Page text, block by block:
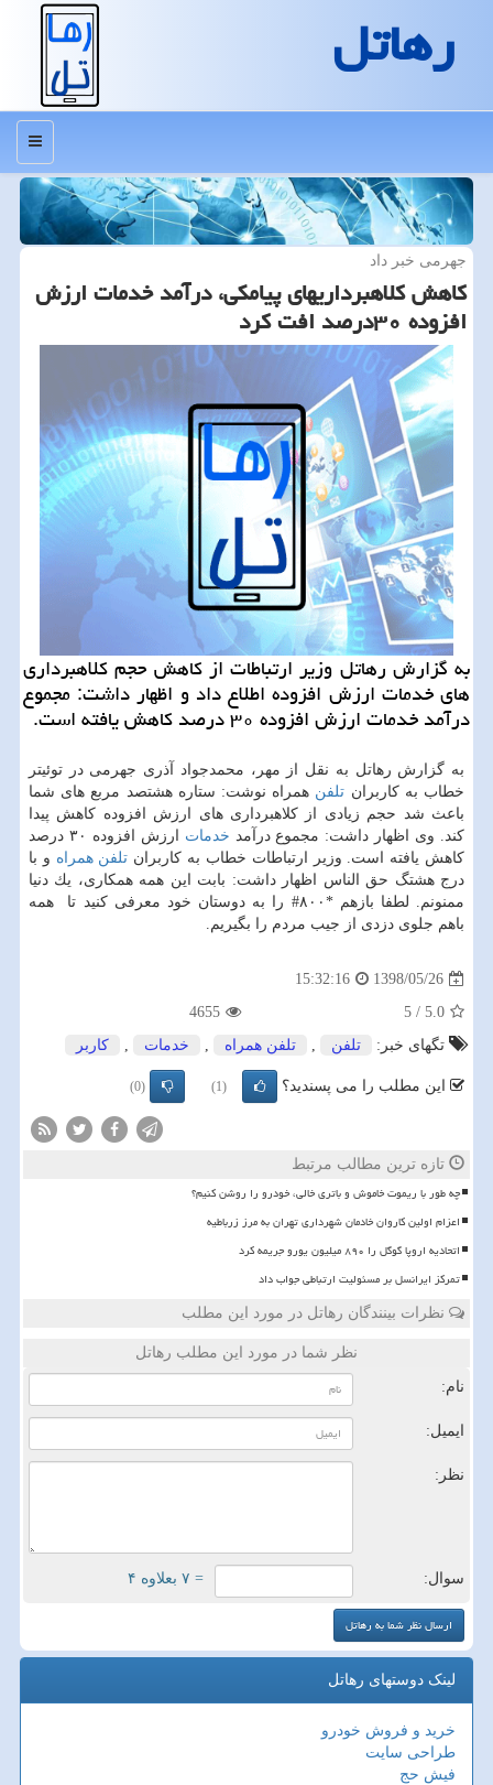
رهاتل
منو
جهرمی خبر داد
كاهش كلاهبرداریهای پیامكی، درآمد خدمات ارزش
افزوده ۳۰درصد افت كرد
به گزارش رهاتل وزیر ارتباطات از كاهش حجم كلاهبرداری
های خدمات ارزش افزوده اطلاع داد و اظهار داشت: مجموع
درآمد خدمات ارزش افزوده ۳۰ درصد كاهش یافته است.
به گزارش رهاتل به نقل از مهر، محمدجواد آذری جهرمی در توئیتر
خطاب به كاربران تلفن همراه نوشت: ستاره هشتصد مربع های شما
باعث شد حجم زیادی از كلاهبرداری های ارزش افزوده كاهش پیدا
كند. وی اظهار داشت: مجموع درآمد خدمات
ارزش افزوده ۳۰ درصد
كاهش یافته است. وزیر ارتباطات خطاب به كاربران تلفن همراه و با
درج هشتگ حق الناس اظهار داشت: بابت این همه همكاری، یك دنیا
ممنونم. لطفا بازهم *۸۰۰# را به دوستان خود معرفی كنید تا ⁧ همه
باهم جلوی دزدی از جیب مردم را بگیریم.
1398/05/26
15:32:16
5.0
/
5
4655
تگهای خبر:
تلفن , تلفن همراه , خدمات , كاربر
این مطلب را می پسندید؟ (1)
(0)
تازه ترین مطالب مرتبط
چه طور با ریموت خاموش و باتری خالی، خودرو را روشن کنیم؟
اعزام اولین کاروان خادمان شهرداری تهران به مرز زرباطیه
اتحادیه اروپا گوگل را ۸۹۰ میلیون یورو جریمه کرد
تمرکز ایرانسل بر مسئولیت ارتباطی جواب داد
نظرات بینندگان رهاتل در مورد این مطلب
نظر شما در مورد این مطلب رهاتل
نام:
ایمیل:
نظر:
سوال: = ۷ بعلاوه ۴
لینک دوستهای رهاتل
خرید و فروش خودرو
طراحی سایت
فیش حج